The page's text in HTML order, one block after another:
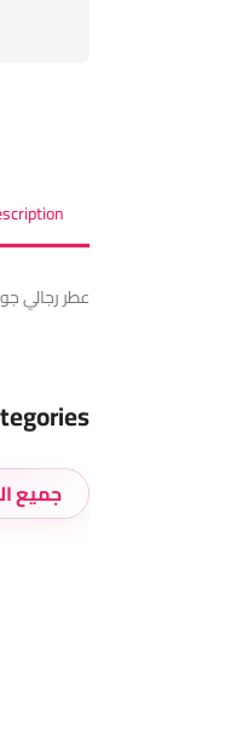
عطر رجالي جورجيو ارماني ليذر جديد 2020 يبدأ من
جميع